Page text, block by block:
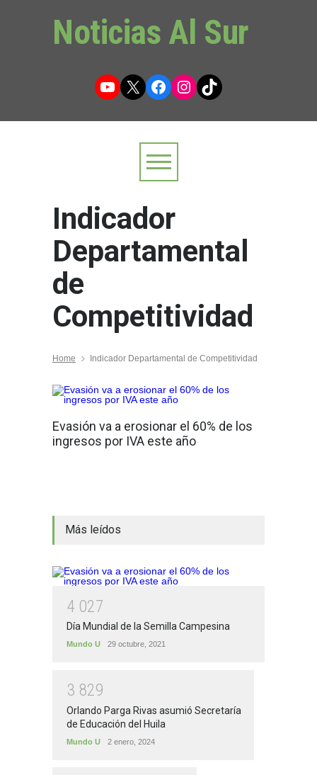
Noticias Al Sur
YouTube
X Facebook
Instagram
TikTok
Indicador
Departamental
de
Competitividad
Home Indicador Departamental de Competitividad
Evasión va a erosionar el 60% de los
ingresos por IVA este año
Más leídos
4 027
Día Mundial de la Semilla Campesina
Mundo U 29 octubre, 2021
3 829
Orlando Parga Rivas asumió Secretaría
de Educación del Huila
Mundo U 2 enero, 2024